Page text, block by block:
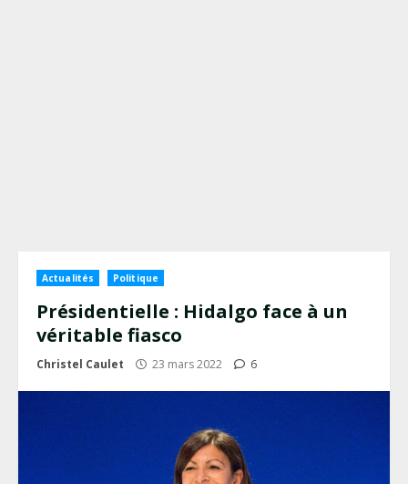
Actualités Politique
Présidentielle : Hidalgo face à un
véritable fiasco
Christel Caulet 23 mars 2022 6